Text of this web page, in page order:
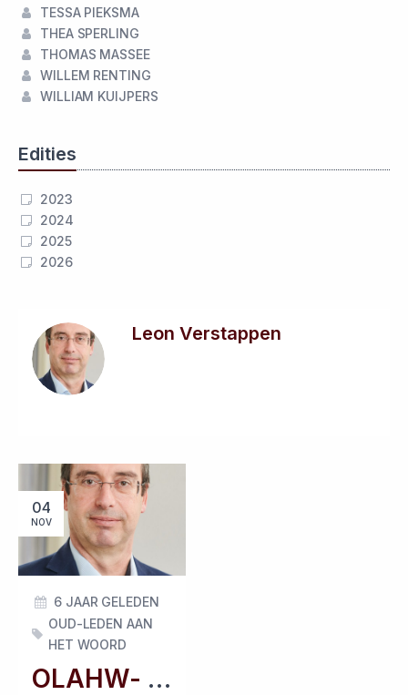
TESSA PIEKSMA
THEA SPERLING
THOMAS MASSEE
WILLEM RENTING
WILLIAM KUIJPERS
Edities
2023
2024
2025
2026
Leon Verstappen
04
NOV
OLAHW- november 2020
6 JAAR GELEDEN
OUD-LEDEN AAN
HET WOORD